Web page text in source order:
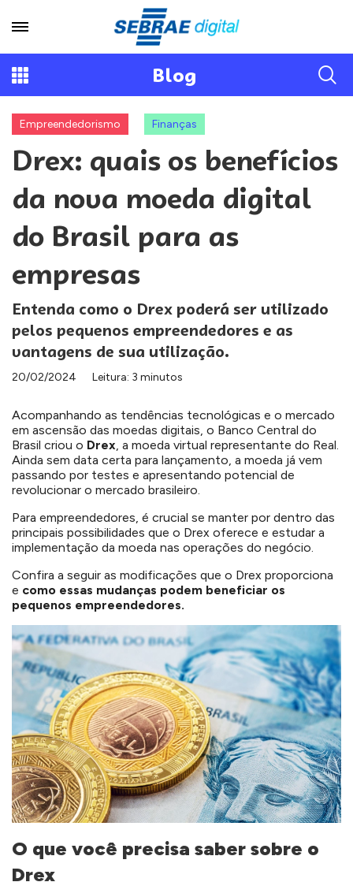
Blog
Empreendedorismo Finanças
Drex: quais os benefícios
da nova moeda digital
do Brasil para as
empresas
Entenda como o Drex poderá ser utilizado
pelos pequenos empreendedores e as
vantagens de sua utilização.
20/02/2024 Leitura: 3 minutos
Acompanhando as tendências tecnológicas e o mercado
em ascensão das moedas digitais, o Banco Central do
Brasil criou o Drex, a moeda virtual representante do Real.
Ainda sem data certa para lançamento, a moeda já vem
passando por testes e apresentando potencial de
revolucionar o mercado brasileiro.
Para empreendedores, é crucial se manter por dentro das
principais possibilidades que o Drex oferece e estudar a
implementação da moeda nas operações do negócio.
Confira a seguir as modificações que o Drex proporciona
e como essas mudanças podem beneficiar os
pequenos empreendedores.
O que você precisa saber sobre o
Drex